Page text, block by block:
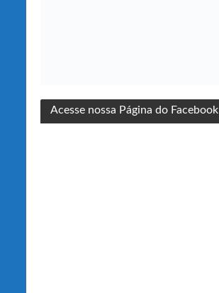
Acesse nossa Página do Facebook